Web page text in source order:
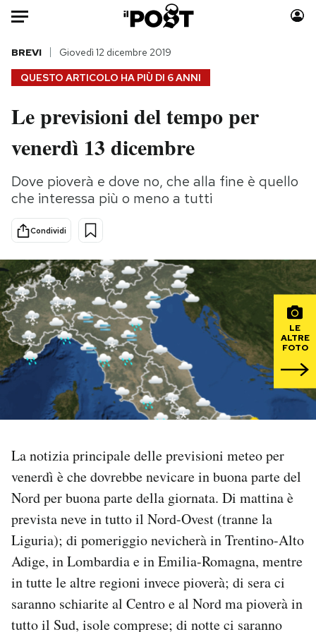
Auto
HOME
Italia
Mondo
Politica
Tecnologia
Internet
Scienza
Cultura
Economia
Sport
Moda
Consumismi
Storie/Idee
Ok Boomer!
Altrecose
Mondiali calcio 2026
PODCAST
NEWSLETTER
SHOP
AREA PERSONALE
Area Personale
Newsletter
QUESTO ARTICOLO HA PIÙ DI 6 ANNI
BREVI Giovedì 12 dicembre 2019
Le previsioni del tempo per
venerdì 13 dicembre
Dove pioverà e dove no, che alla fine è quello
che interessa più o meno a tutti
Condividi
LE
ALTRE
FOTO
La notizia principale delle previsioni meteo per
venerdì è che dovrebbe nevicare in buona parte del
Nord per buona parte della giornata. Di mattina è
prevista neve in tutto il Nord-Ovest (tranne la
Liguria); di pomeriggio nevicherà in Trentino-Alto
Adige, in Lombardia e in Emilia-Romagna, mentre
in tutte le altre regioni invece pioverà; di sera ci
saranno schiarite al Centro e al Nord ma pioverà in
tutto il Sud, isole comprese; di notte ci saranno